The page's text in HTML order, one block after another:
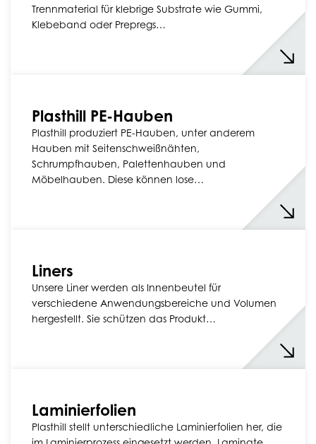
Trennmaterial für klebrige Substrate wie Gummi,
Klebeband oder Prepregs…
Plasthill PE-Hauben
Plasthill produziert PE-Hauben, unter anderem
Hauben mit Seitenschweißnähten,
Schrumpfhauben, Palettenhauben und
Möbelhauben. Diese können lose…
Liners
Unsere Liner werden als Innenbeutel für
verschiedene Anwendungsbereiche und Volumen
hergestellt. Sie schützen das Produkt…
Laminierfolien
Plasthill stellt unterschiedliche Laminierfolien her, die